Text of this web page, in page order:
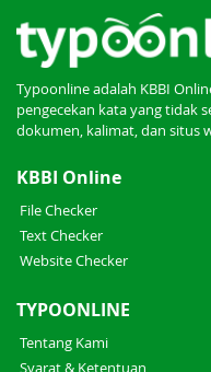
Typoonline adalah KBBI
pengecekan kata yang tidak
dokumen, kalimat, dan situs
KBBI Online
File Checker
Text Checker
Website Checker
TYPOONLINE
Tentang Kami
Syarat & Ketentuan